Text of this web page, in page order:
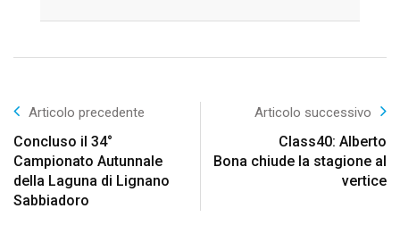
Articolo precedente
Concluso il 34°
Campionato Autunnale
della Laguna di Lignano
Sabbiadoro
Articolo successivo
Class40: Alberto
Bona chiude la stagione al
vertice